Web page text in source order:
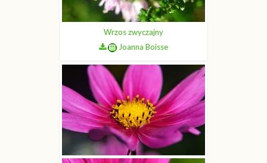
Wrzos zwyczajny
Joanna Boisse